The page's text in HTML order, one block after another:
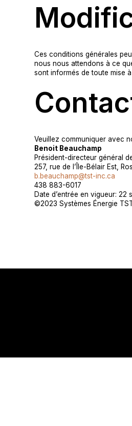
Ces conditions générales
nous nous attendons à ce
sont informés de toute mise
Veuillez communiquer avec
Benoit Beauchamp
Président-directeur général
257, rue de l’Île-Bélair Est,
b.beauchamp@tst-inc.ca
438 883-6017
Date d’entrée en vigueur: 22
©2023 Systèmes Énergie